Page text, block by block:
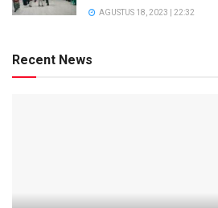
AGUSTUS 18, 2023 | 22:32
Recent News